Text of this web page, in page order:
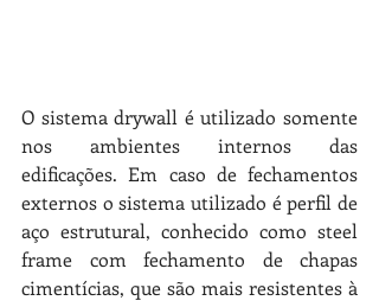
O sistema drywall é utilizado somente
nos ambientes internos das
edificações. Em caso de fechamentos
externos o sistema utilizado é perfil de
aço estrutural, conhecido como steel
frame com fechamento de chapas
cimentícias, que são mais resistentes à